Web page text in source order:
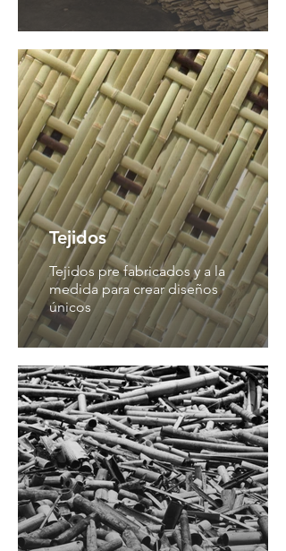
Tejidos
Tejidos pre fabricados y a la
medida para crear diseños
únicos